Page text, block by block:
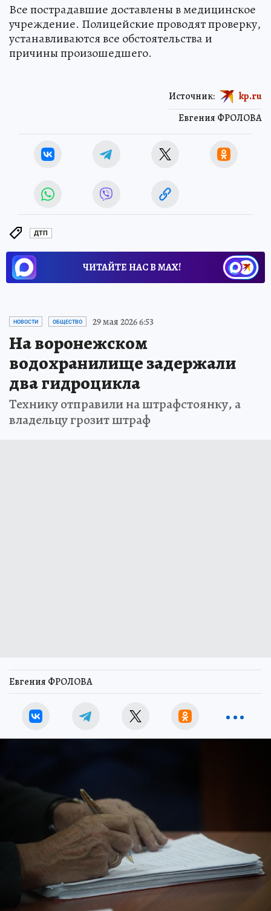
Все пострадавшие доставлены в медицинское
учреждение. Полицейские проводят проверку,
устанавливаются все обстоятельства и
причины произошедшего.
Евгения ФРОЛОВА
Источник: kp.ru
ДТП
ЧИТАЙТЕ НАС В МАХ!
НОВОСТИ ОБЩЕСТВО 29 мая 2026 6:53
На воронежском
водохранилище задержали
два гидроцикла
Технику отправили на штрафстоянку, а
владельцу грозит штраф
Евгения ФРОЛОВА